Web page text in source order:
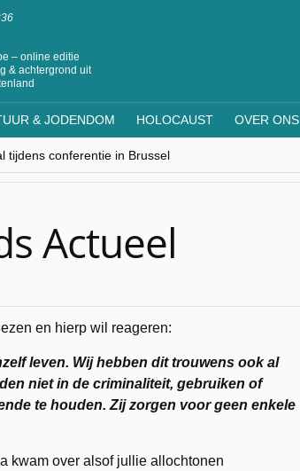
– online editie
& achtergrond uit
& JODENDOM HOLOCAUST OVER ONS
tijdens conferentie in Brussel
begrijpt”, Jinnih Beels (Vooruit)
Europa
Actueel
en hierp wil reageren:
leven. Wij hebben dit trouwens ook al
niet in de criminaliteit, gebruiken of
te houden. Zij zorgen voor geen enkele
kwam over alsof jullie allochtonen